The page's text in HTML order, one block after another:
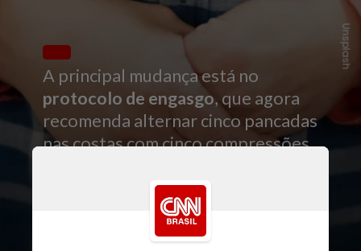
A principal mudança está no
protocolo de engasgo, que agora
recomenda alternar cinco pancadas
nas costas com cinco compressões
Unsplash